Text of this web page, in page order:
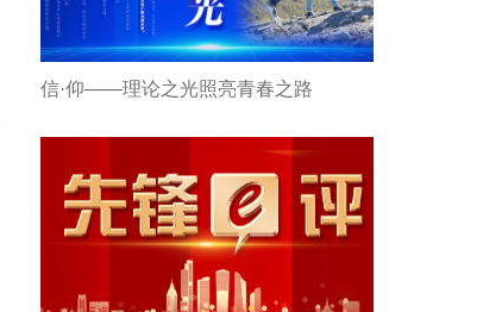
信·仰——理论之光照亮青春之路